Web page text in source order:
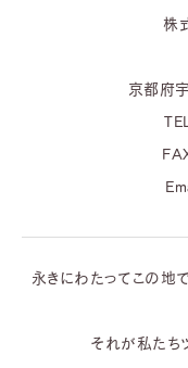
株
京都府
永きにわたってこの地
それが私たち